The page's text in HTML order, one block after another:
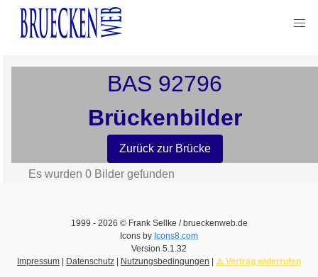
BAS 92796
Brückenbilder
Zurück zur Brücke
Es wurden 0 Bilder gefunden
1999 - 2026 © Frank Sellke / brueckenweb.de
Icons by Icons8.com
Version 5.1.32
Impressum
Datenschutz Nutzungsbedingungen ⚠️ Vertrag widerrufen